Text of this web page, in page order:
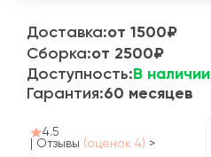
Доставка:от 1500₽
Сборка:от 2500₽
Доступность: В наличии
Гарантия:60 месяцев
4.5
Отзывы (оценок 4) >